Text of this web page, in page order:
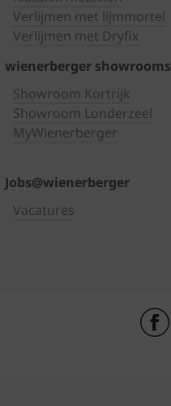
Verlijmen met lijmmortel
Verlijmen met Dryfix
wienerberger showrooms
Showroom Kortrijk
Showroom Londerzeel
MyWienerberger
Jobs@wienerberger
Vacatures